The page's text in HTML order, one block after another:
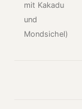
mit Kakadu
und
Mondsichel)